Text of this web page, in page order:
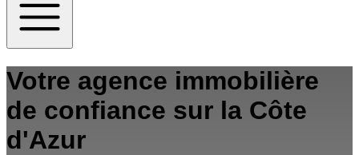
Votre agence immobilière
de confiance sur la Côte
d'Azur